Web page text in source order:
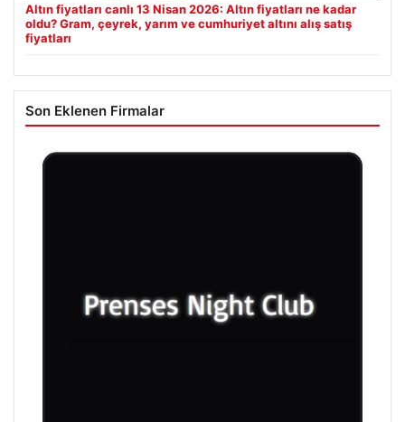
Altın fiyatları canlı 13 Nisan 2026: Altın fiyatları ne kadar
oldu? Gram, çeyrek, yarım ve cumhuriyet altını alış satış
fiyatları
Son Eklenen Firmalar